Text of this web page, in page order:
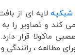
شبکیه لایه ای از
می کند و تصاویر را
عصبی ماکولا قرار
برای مطالعه ،